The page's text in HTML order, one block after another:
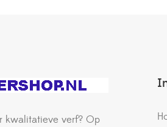
kwalitatieve verf? Op